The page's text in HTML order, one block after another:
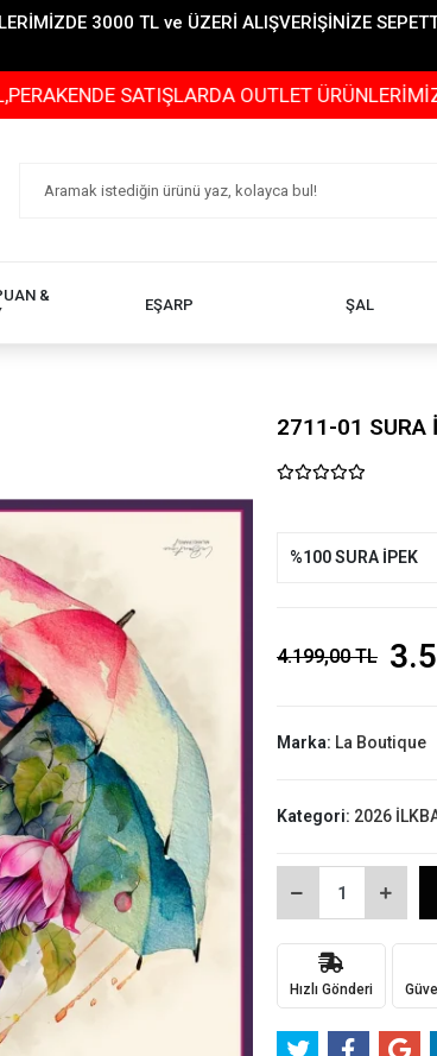
3000 TL ve ÜZERİ ALIŞVERİŞİNİZE
SATIŞLARDA OUTLET ÜRÜNLERİMİZDE
&
EŞARP ŞAL
2711-01 SURA
%100 SURA İPEK
4.199,00 TL
Marka: La Boutique
Kategori: 2026
Hızlı Gönderi